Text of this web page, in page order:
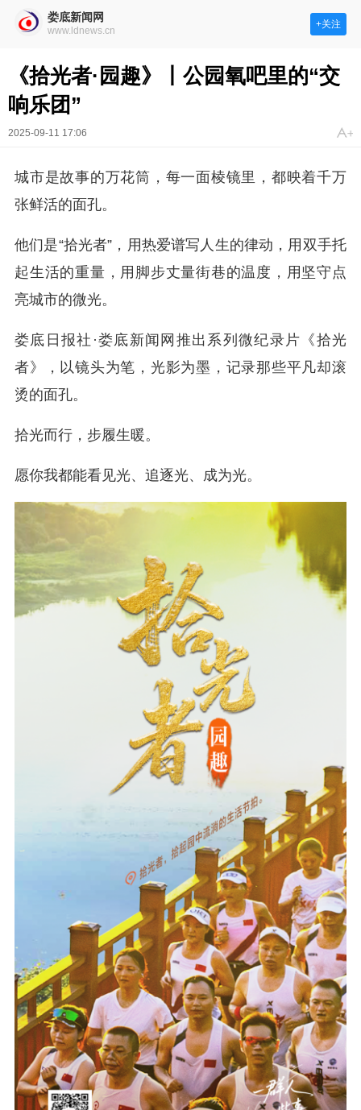
娄底新闻网
www.ldnews.cn
+关注
《拾光者·园趣》丨公园氧吧里的“交
响乐团”
2025-09-11 17:06
城市是故事的万花筒，每一面棱镜里，都映着千万
张鲜活的面孔。
他们是“拾光者”，用热爱谱写人生的律动，用双手托
起生活的重量，用脚步丈量街巷的温度，用坚守点
亮城市的微光。
娄底日报社·娄底新闻网推出系列微纪录片《拾光
者》，以镜头为笔，光影为墨，记录那些平凡却滚
烫的面孔。
拾光而行，步履生暖。
愿你我都能看见光、追逐光、成为光。